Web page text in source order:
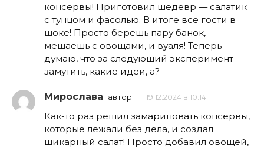
консервы! Приготовил шедевр — салатик
с тунцом и фасолью. В итоге все гости в
шоке! Просто берешь пару банок,
мешаешь с овощами, и вуаля! Теперь
думаю, что за следующий эксперимент
замутить, какие идеи, а?
Мирослава автор 19.12.2024 в 10:14
Как-то раз решил замариновать консервы,
которые лежали без дела, и создал
шикарный салат! Просто добавил овощей,